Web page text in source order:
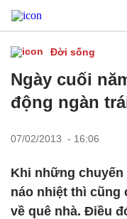
Đời sống
Ngày cuối
động ngàn
07/02/2013 - 16:06
Khi những chuyến
náo nhiệt thì cũng
về quê nhà. Điều